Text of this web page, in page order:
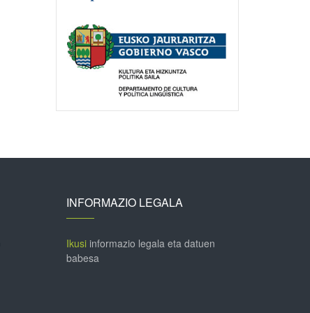
INFORMAZIO LEGALA
Ikusiinformazio legala eta datuen
babesa